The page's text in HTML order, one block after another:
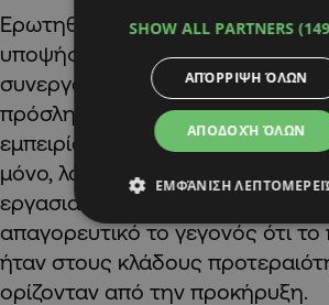
Ερωτηθείς για τη διαδικασία
υποψήφιου Γιάννη Γιαννάκη για
συνεργάτη σε κέντρα νεότητας,
πρόσληψή του οφειλόταν στην
εμπειρία του, ο κ.
μόνο, λάβαμε υπόψη ότι είχε
εργασιακή πείρα»,
απαγορευτικό το γεγονός ότι το
ήταν στους κλάδους
ορίζονταν από την προκήρυξη.
SHOW ALL PARTNERS
ΑΠΟΔΟΧΉ ΌΛΩΝ
ΑΠΌΡΡΙΨΗ ΌΛΩΝ
ΕΜΦΆΝΙΣΗ